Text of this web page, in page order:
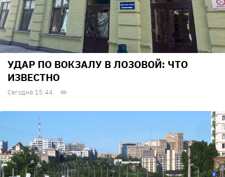
УДАР ПО ВОКЗАЛУ В ЛОЗОВОЙ: ЧТО
ИЗВЕСТНО
Сегодня 15:44